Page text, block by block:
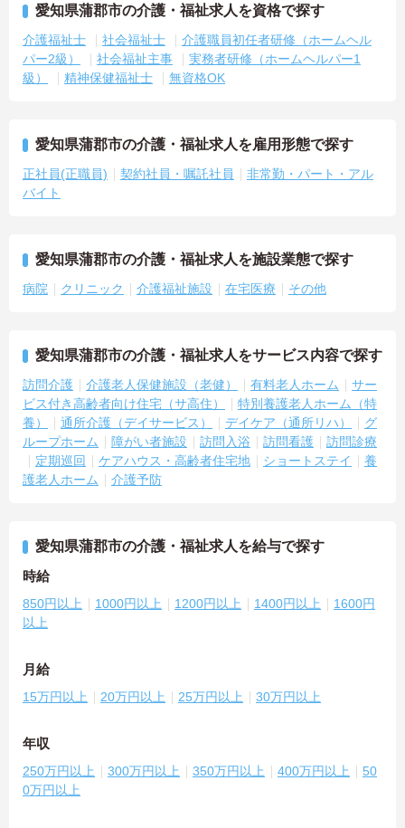
愛知県蒲郡市の介護・福祉求人を資格で探す
介護福祉士 社会福祉士
介護職員初任者研修（ホームヘル
パー2級）
社会福祉主事
実務者研修（ホームヘルパー1
級）
精神保健福祉士 無資格OK
愛知県蒲郡市の介護・福祉求人を雇用形態で探す
正社員(正職員) 契約社員・嘱託社員
非常勤・パート・アル
バイト
愛知県蒲郡市の介護・福祉求人を施設業態で探す
病院 クリニック 介護福祉施設 在宅医療 その他
愛知県蒲郡市の介護・福祉求人をサービス内容で探す
訪問介護 介護老人保健施設（老健） 有料老人ホーム
サー
ビス付き高齢者向け住宅（サ高住）
特別養護老人ホーム（特
養）
通所介護（デイサービス） デイケア（通所リハ）
グ
ループホーム
障がい者施設 訪問入浴 訪問看護
訪問診療
定期巡回
ケアハウス・高齢者住宅地 ショートステイ
養
護老人ホーム
介護予防
愛知県蒲郡市の介護・福祉求人を給与で探す
時給
850円以上 1000円以上 1200円以上 1400円以上
1600円
以上
月給
15万円以上 20万円以上 25万円以上 30万円以上
年収
250万円以上 300万円以上 350万円以上 400万円以上
50
0万円以上